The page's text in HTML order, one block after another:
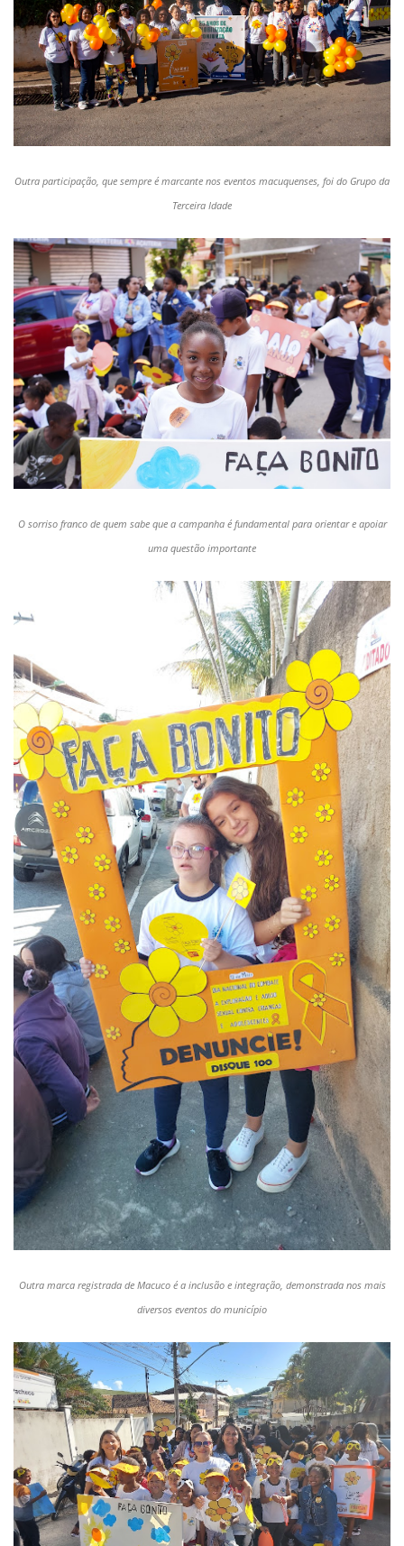
Outra participação, que sempre é marcante nos eventos macuquenses, foi do Grupo da
Terceira Idade
O sorriso franco de quem sabe que a campanha é fundamental para orientar e apoiar
uma questão importante
Outra marca registrada de Macuco é a inclusão e integração, demonstrada nos mais
diversos eventos do município